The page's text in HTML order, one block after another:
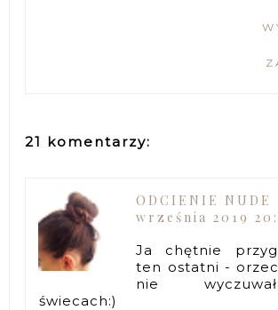
21 komentarzy:
ODCIENIE NUDE
września 2019
Ja chętnie
ten ostatni -
nie
świecach:)